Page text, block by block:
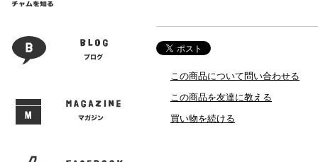
この商品について問い合わせる
この商品を友達に教える
買い物を続ける